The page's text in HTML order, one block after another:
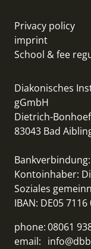
Privacy policy
imprint
School & fee
Diakonisches
gGmbH
Dietrich-
83043 Bad
Bankverbindung:
Kontoinhaber:
Soziales
IBAN: DE05
phone:08061
email: